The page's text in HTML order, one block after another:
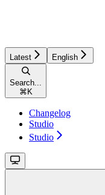
Latest English
Search...
⌘ K
Changelog
Studio
Studio